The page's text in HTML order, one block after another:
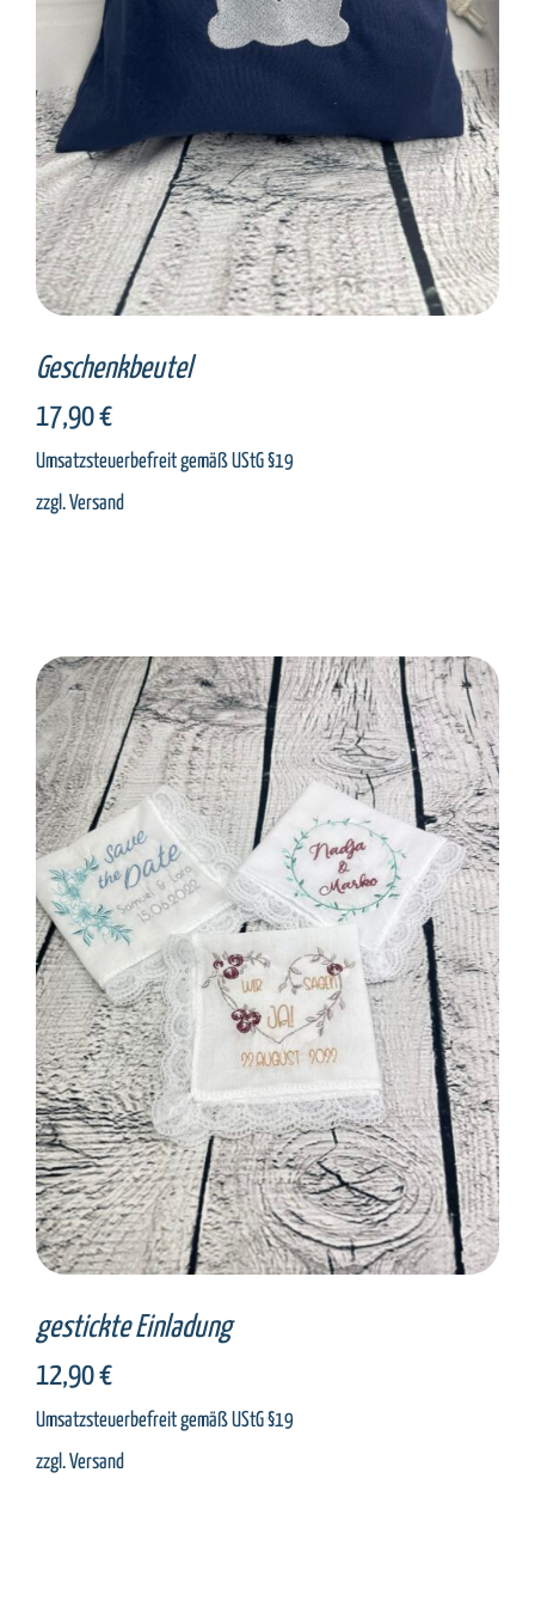
SELECT OPTIONS / DETAILS
Geschenkbeutel
17,90€
Umsatzsteuerbefreit gemäß UStG §19
zzgl.Versand
SELECT OPTIONS / DETAILS
gestickte Einladung
12,90€
Umsatzsteuerbefreit gemäß UStG §19
zzgl.Versand